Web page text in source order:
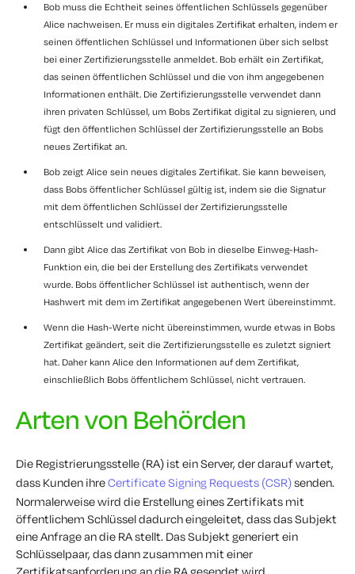
Bob muss die Echtheit seines öffentlichen Schlüssels gegenüber
Alice nachweisen. Er muss ein digitales Zertifikat erhalten, indem er
seinen öffentlichen Schlüssel und Informationen über sich selbst
bei einer Zertifizierungsstelle anmeldet. Bob erhält ein Zertifikat,
das seinen öffentlichen Schlüssel und die von ihm angegebenen
Informationen enthält. Die Zertifizierungsstelle verwendet dann
ihren privaten Schlüssel, um Bobs Zertifikat digital zu signieren, und
fügt den öffentlichen Schlüssel der Zertifizierungsstelle an Bobs
neues Zertifikat an.
Bob zeigt Alice sein neues digitales Zertifikat. Sie kann beweisen,
dass Bobs öffentlicher Schlüssel gültig ist, indem sie die Signatur
mit dem öffentlichen Schlüssel der Zertifizierungsstelle
entschlüsselt und validiert.
Dann gibt Alice das Zertifikat von Bob in dieselbe Einweg-Hash-
Funktion ein, die bei der Erstellung des Zertifikats verwendet
wurde. Bobs öffentlicher Schlüssel ist authentisch, wenn der
Hashwert mit dem im Zertifikat angegebenen Wert übereinstimmt.
Wenn die Hash-Werte nicht übereinstimmen, wurde etwas in Bobs
Zertifikat geändert, seit die Zertifizierungsstelle es zuletzt signiert
hat. Daher kann Alice den Informationen auf dem Zertifikat,
einschließlich Bobs öffentlichem Schlüssel, nicht vertrauen.
Arten von Behörden
Die Registrierungsstelle (RA) ist ein Server, der darauf wartet,
dass Kunden ihreCertificate Signing Requests (CSR)senden.
Normalerweise wird die Erstellung eines Zertifikats mit
öffentlichem Schlüssel dadurch eingeleitet, dass das Subjekt
eine Anfrage an die RA stellt. Das Subjekt generiert ein
Schlüsselpaar, das dann zusammen mit einer